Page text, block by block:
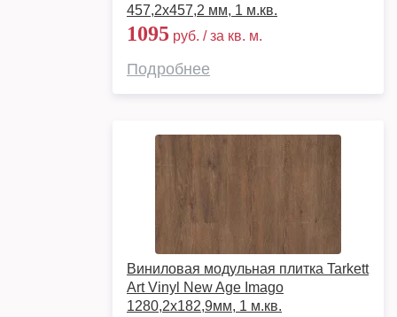
457,2x457,2 мм, 1 м.кв.
1095 руб. / за кв. м.
Подробнее
Виниловая модульная плитка Tarkett
Art Vinyl New Age Imago
1280,2х182,9мм, 1 м.кв.